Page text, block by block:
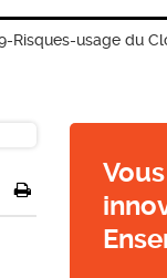
Risques-usage du